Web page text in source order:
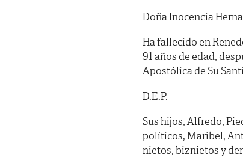
Doña Inocencia
Ha fallecido en
91 años de edad,
Apostólica de Su
D.E.P.
Sus hijos, Alfredo,
políticos, Maribel,
nietos, biznietos y